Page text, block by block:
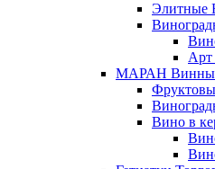
Элитные
Арт
МАРАН
Вино в